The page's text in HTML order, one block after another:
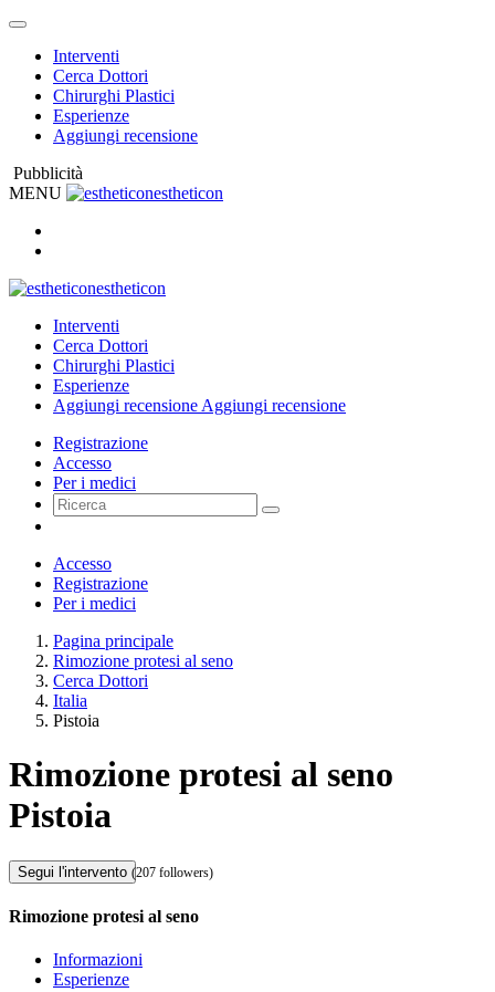
Interventi
Cerca Dottori
Chirurghi Plastici
Esperienze
Aggiungi recensione
Pubblicità
MENU
estheticon
estheticon
Interventi
Cerca Dottori
Chirurghi Plastici
Esperienze
Aggiungi recensione Aggiungi recensione
Registrazione
Accesso
Per i medici
Accesso
Registrazione
Per i medici
Pagina principale
Rimozione protesi al seno
Cerca Dottori
Italia
Pistoia
Rimozione protesi al seno
Pistoia
Segui l'intervento (207 followers)
Rimozione protesi al seno
Informazioni
Esperienze